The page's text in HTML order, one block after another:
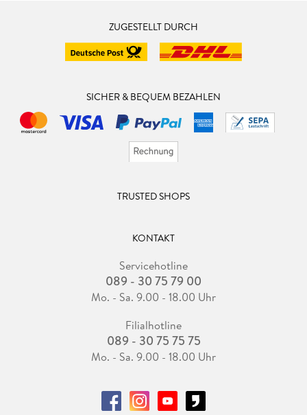
ZUGESTELLT DURCH
SICHER & BEQUEM BEZAHLEN
TRUSTED SHOPS
KONTAKT
Servicehotline
089 - 30 75 79 00
Mo. - Sa. 9.00 - 18.00 Uhr
Filialhotline
089 - 30 75 75 75
Mo. - Sa. 9.00 - 18.00 Uhr